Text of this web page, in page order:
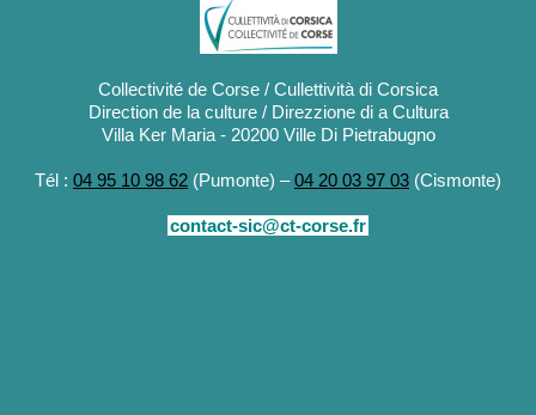
Collectivité de Corse / Cullettività di Corsica
Direction de la culture / Direzzione di a Cultura
Villa Ker Maria - 20200 Ville Di Pietrabugno
Tél : 04 95 10 98 62 (Pumonte) –04 20 03 97 03 (Cismonte)
contact-sic@ct-corse.fr